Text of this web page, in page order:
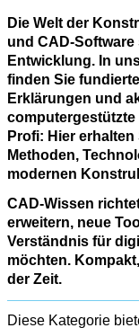
Die Welt der
und
Entwicklung. In
finden Sie
Erklärungen und
Profi: Hier
Methoden,
modernen
CAD‑Wissen
erweitern, neue
Verständnis für
möchten.
der Zeit.
Diese Kategorie